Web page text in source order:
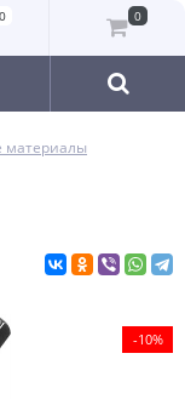
0 0
материалы
-10%